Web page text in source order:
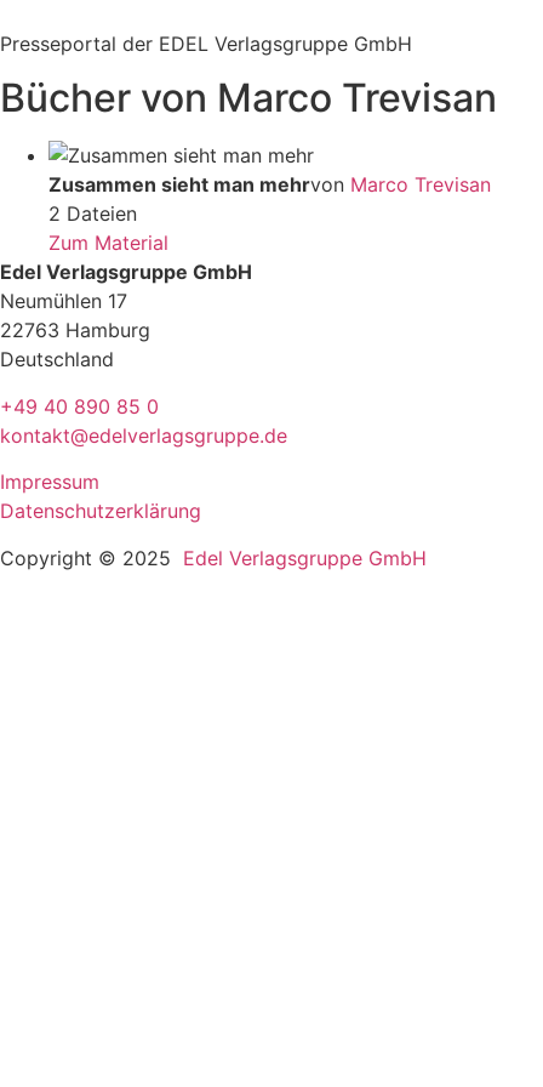
Inhalt
Presseportal der EDEL Verlagsgruppe GmbH
Bücher von Marco Trevisan
Zusammen sieht man mehrvon Marco Trevisan
2 Dateien
Zum Material
Edel Verlagsgruppe GmbH
Neumühlen 17
22763 Hamburg
Deutschland
+49 40 890 85 0
kontakt@edelverlagsgruppe.de
Impressum
Datenschutzerklärung
Copyright © 2025 Edel Verlagsgruppe GmbH